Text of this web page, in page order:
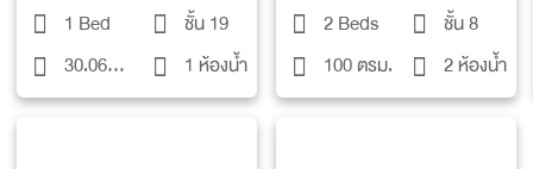
1 Bed
30.06
ตรม.
ชั้น 19
1 ห้องน้ำ
2 Beds
100 ตรม.
ชั้น 8
2 ห้องน้ำ